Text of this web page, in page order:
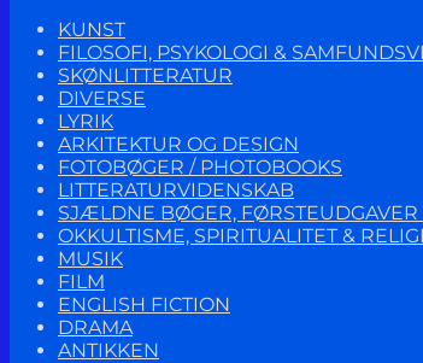
KUNST
FILOSOFI, PSYKOLOGI &
SKØNLITTERATUR
DIVERSE
LYRIK
ARKITEKTUR OG DESIGN
FOTOBØGER / PHOTOBOOKS
LITTERATURVIDENSKAB
SJÆLDNE BØGER,
OKKULTISME, SPIRITUALITET &
MUSIK
FILM
ENGLISH FICTION
DRAMA
ANTIKKEN